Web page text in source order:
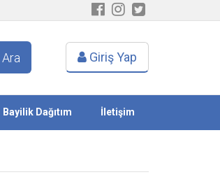
Ara Giriş Yap
Bayilik Dağıtım İletişim